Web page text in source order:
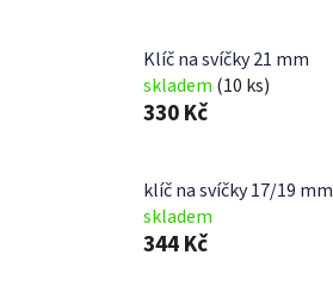
Klíč na svíčky 21 mm
skladem (10 ks)
330 Kč
klíč na svíčky 17/19 mm
skladem
344 Kč